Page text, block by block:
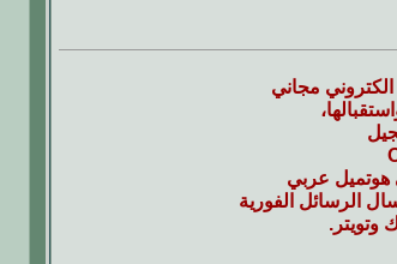
مجاني
هوتميل عربي
وتويتر.